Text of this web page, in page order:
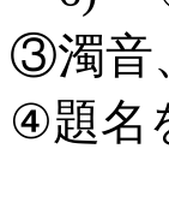
③濁音
④題名